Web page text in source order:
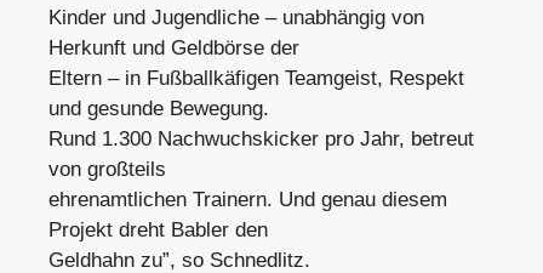
Kinder und Jugendliche – unabhängig von
Herkunft und Geldbörse der
Eltern – in Fußballkäfigen Teamgeist, Respekt
und gesunde Bewegung.
Rund 1.300 Nachwuchskicker pro Jahr, betreut
von großteils
ehrenamtlichen Trainern. Und genau diesem
Projekt dreht Babler den
Geldhahn zu”, so Schnedlitz.